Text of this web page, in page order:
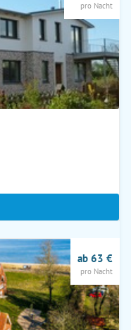
pro Nacht
ab 63 €
pro Nacht